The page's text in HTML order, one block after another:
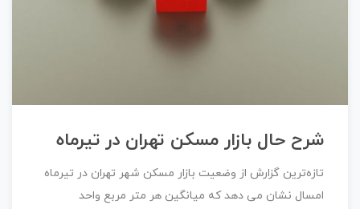
شرح حال بازار مسکن تهران در تیرماه
تازه‌ترین گزارش از وضعیت بازار مسکن شهر تهران در تیرماه
امسال نشان می دهد که میانگین هر متر مربع واحد